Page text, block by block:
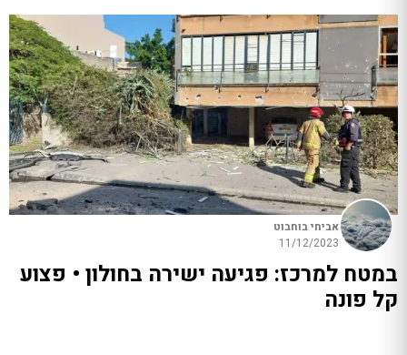
אביחי בוחבוט
11/12/2023
במטח למרכז: פגיעה ישירה בחולון • פצוע
קל פונה